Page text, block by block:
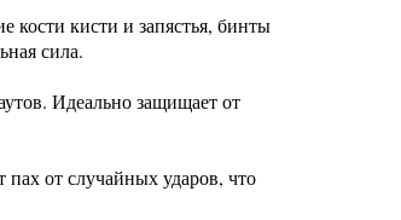
кости кисти и запястья, бинты
сила.
Идеально защищает от
пах от случайных ударов, что